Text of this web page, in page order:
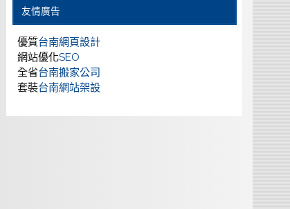
友情廣告
優質台南網頁設計
網站優化SEO
全省台南搬家公司
套裝台南網站架設